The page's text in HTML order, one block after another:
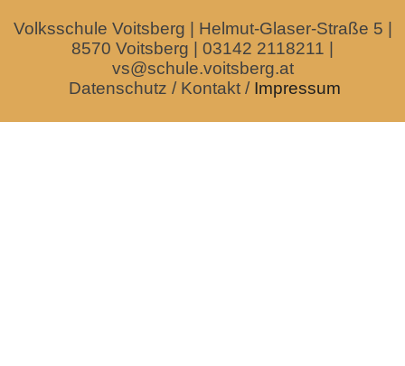
Volksschule Voitsberg | Helmut-Glaser-Straße 5 |
8570 Voitsberg | 03142 2118211 |
vs@schule.voitsberg.at
Datenschutz / Kontakt / Impressum